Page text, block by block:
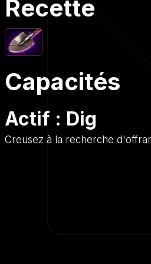
Recette
Capacités
Actif : Dig
Creusez à la recherche